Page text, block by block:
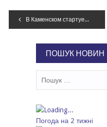
Навігація
В Каменском стартует новый футбольный сезон
ПОШУК НОВИН
Погода на 2 тижні